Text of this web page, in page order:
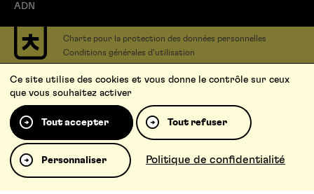
ADN
Charte pour la protection des données personnelles
Conditions générales d’utilisation
Contact
Soumettre un projet
Proposer une série
Qui sommes-nous ?
Ce site utilise des cookies et vous donne le contrôle sur ceux
que vous souhaitez activer
Tout accepter Tout refuser
Personnaliser Politique de confidentialité